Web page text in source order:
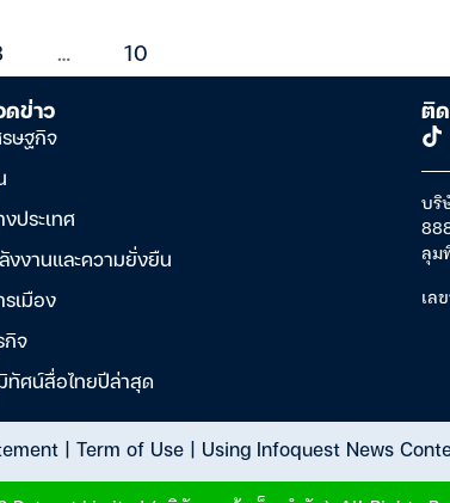
… 10
ดข่าว
รษฐกิจ
งประเทศ
งงานและความยั่งยืน
รเมือง
กิจ
ทัศน์สื่อไทยปีล่าสุด
ติด
บริ
ลุม
เล
| Term of Use| Using Infoquest News